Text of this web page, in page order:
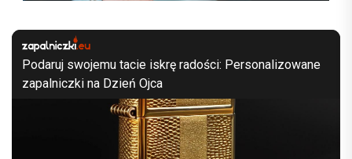
Podaruj swojemu tacie iskrę radości: Personalizowane
zapalniczki na Dzień Ojca